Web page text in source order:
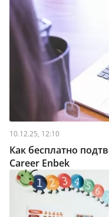
10.12.25, 12:10
Как бесплатно
Career Enbek